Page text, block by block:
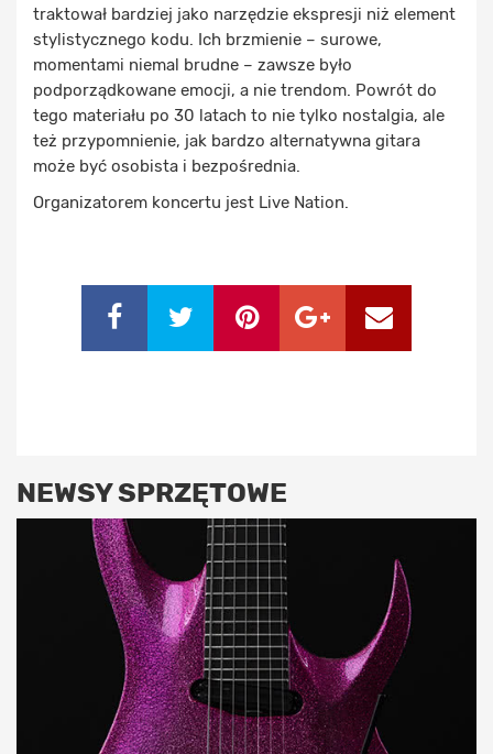
traktował bardziej jako narzędzie ekspresji niż element
stylistycznego kodu. Ich brzmienie – surowe,
momentami niemal brudne – zawsze było
podporządkowane emocji, a nie trendom. Powrót do
tego materiału po 30 latach to nie tylko nostalgia, ale
też przypomnienie, jak bardzo alternatywna gitara
może być osobista i bezpośrednia.
Organizatorem koncertu jest Live Nation.
NEWSY SPRZĘTOWE